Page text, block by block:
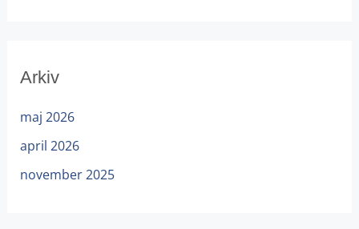
Arkiv
maj 2026
april 2026
november 2025